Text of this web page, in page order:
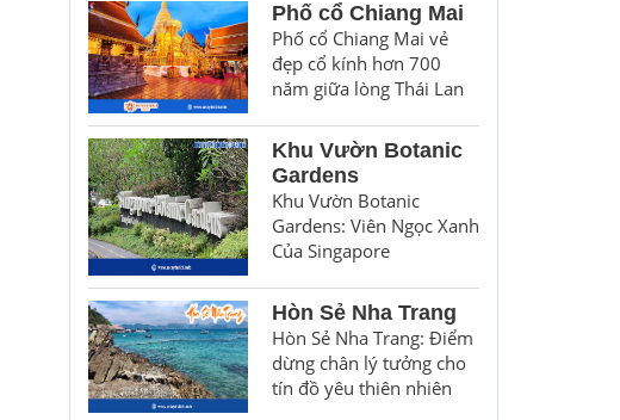
Phố cổ Chiang Mai
Phố cổ Chiang Mai vẻ
đẹp cổ kính hơn 700
năm giữa lòng Thái Lan
Khu Vườn Botanic
Gardens
Khu Vườn Botanic
Gardens: Viên Ngọc Xanh
Của Singapore
Hòn Sẻ Nha Trang
Hòn Sẻ Nha Trang: Điểm
dừng chân lý tưởng cho
tín đồ yêu thiên nhiên